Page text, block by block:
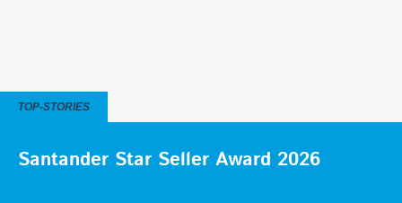
TOP-STORIES
Santander Star Seller Award 2026